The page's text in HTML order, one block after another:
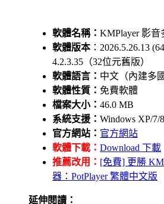
軟體名稱： KMPlayer 影
軟體版本：2026.5.26.13
4.2.3.35（32位元舊版）
軟體語言： 中文（內建多
軟體性質： 免費軟體
檔案大小： 46.0 MB
系統支援： Windows XP/7/
官方網站： 官方網站
軟體下載： Download 下載
推薦改用： [免費] 更勝
器：PotPlayer 繁體中文版
延伸閱讀：